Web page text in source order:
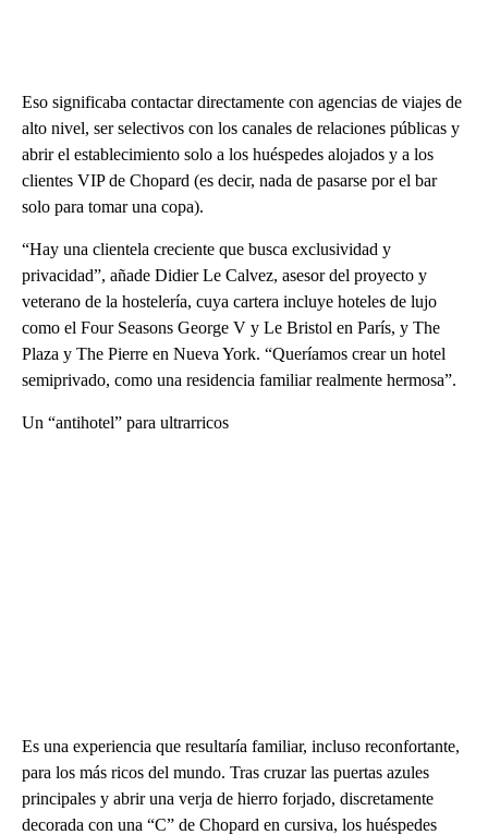
Eso significaba contactar directamente con agencias de viajes de
alto nivel, ser selectivos con los canales de relaciones públicas y
abrir el establecimiento solo a los huéspedes alojados y a los
clientes VIP de Chopard (es decir, nada de pasarse por el bar
solo para tomar una copa).
“Hay una clientela creciente que busca exclusividad y
privacidad”, añade Didier Le Calvez, asesor del proyecto y
veterano de la hostelería, cuya cartera incluye hoteles de lujo
como el Four Seasons George V y Le Bristol en París, y The
Plaza y The Pierre en Nueva York. “Queríamos crear un hotel
semiprivado, como una residencia familiar realmente hermosa”.
Un “antihotel” para ultrarricos
Es una experiencia que resultaría familiar, incluso reconfortante,
para los más ricos del mundo. Tras cruzar las puertas azules
principales y abrir una verja de hierro forjado, discretamente
decorada con una “C” de Chopard en cursiva, los huéspedes